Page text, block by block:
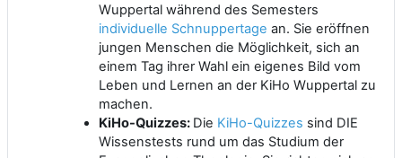
Wuppertal während des Semesters
individuelle Schnuppertage an. Sie eröffnen
jungen Menschen die Möglichkeit, sich an
einem Tag ihrer Wahl ein eigenes Bild vom
Leben und Lernen an der KiHo Wuppertal zu
machen.
KiHo-Quizzes: Die KiHo-Quizzes sind DIE
Wissenstests rund um das Studium der